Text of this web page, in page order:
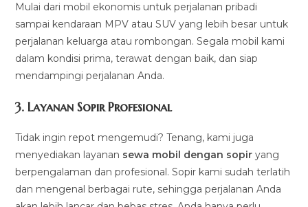
Mulai dari mobil ekonomis untuk perjalanan pribadi
sampai kendaraan MPV atau SUV yang lebih besar untuk
perjalanan keluarga atau rombongan. Segala mobil kami
dalam kondisi prima, terawat dengan baik, dan siap
mendampingi perjalanan Anda.
3.Layanan Sopir Profesional
Tidak ingin repot mengemudi? Tenang, kami juga
menyediakan layanan sewa mobil dengan sopir yang
berpengalaman dan profesional. Sopir kami sudah terlatih
dan mengenal berbagai rute, sehingga perjalanan Anda